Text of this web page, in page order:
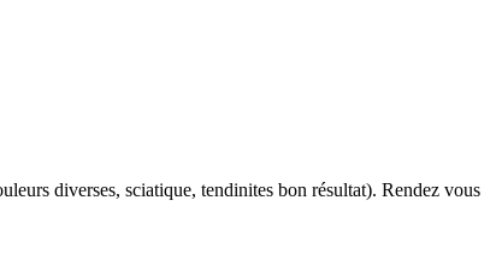
diverses, sciatique, tendinites bon résultat). Rendez vous